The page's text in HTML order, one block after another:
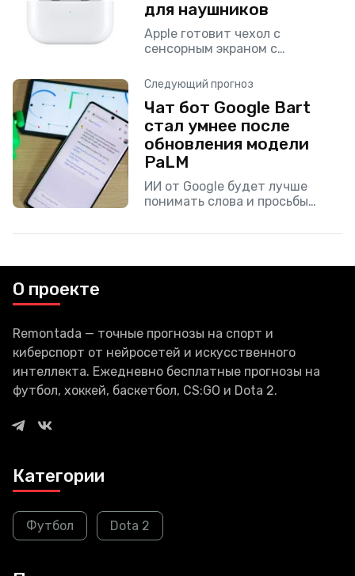
для наушников
Apple готовит чехол с
сенсорным экраном с
нему другие устройства этого
производителя.
Следующий прогноз
Чат бот Google Bart
стал умнее после
обновления модели
PaLM
ИИ от Google будет лучше
понимать слова и просьбы
О проекте
Remontada — точные прогнозы на спорт и
киберспорт от нейросетей и искусственного
интеллекта. Ежедневно бесплатные прогнозы на
футбол, хоккей, баскетбол, CS:GO и Dota 2.
Категории
Футбол Dota 2